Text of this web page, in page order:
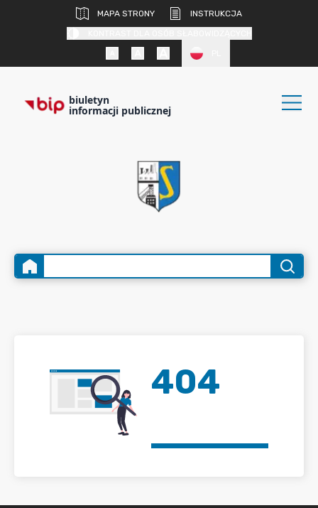
MAPA STRONY
INSTRUKCJA
biuletyn
informacji publicznej
404